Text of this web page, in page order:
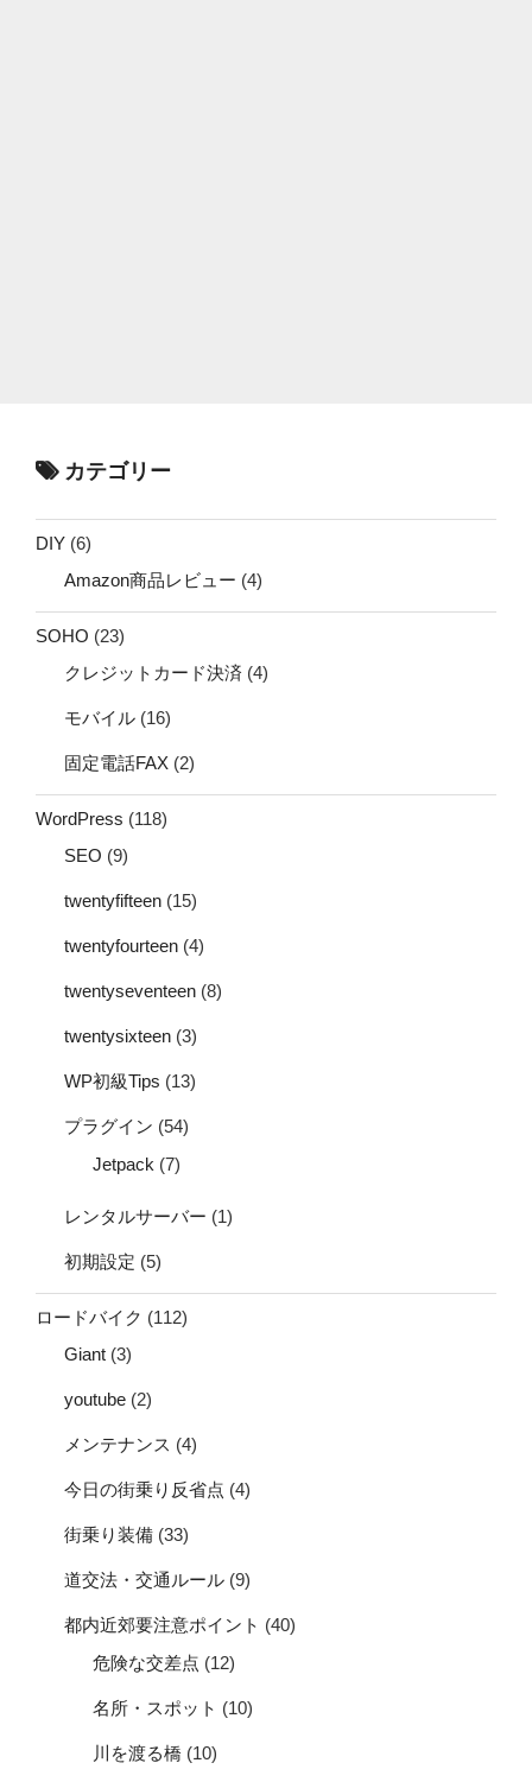
カテゴリー
DIY (6)
Amazon商品レビュー (4)
SOHO (23)
クレジットカード決済 (4)
モバイル (16)
固定電話FAX (2)
WordPress (118)
SEO (9)
twentyfifteen (15)
twentyfourteen (4)
twentyseventeen (8)
twentysixteen (3)
WP初級Tips (13)
プラグイン (54)
Jetpack (7)
レンタルサーバー (1)
初期設定 (5)
ロードバイク (112)
Giant (3)
youtube (2)
メンテナンス (4)
今日の街乗り反省点 (4)
街乗り装備 (33)
道交法・交通ルール (9)
都内近郊要注意ポイント (40)
危険な交差点 (12)
名所・スポット (10)
川を渡る橋 (10)